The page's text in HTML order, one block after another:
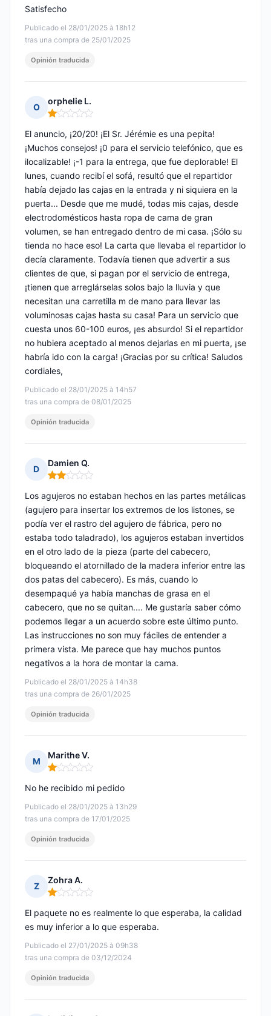
Publicado el 28/01/2025 à 18h12
tras una compra de 25/01/2025
Satisfecho
Opinión traducida
O
orphelie L.
Nota: 1 de 5
Publicado el 28/01/2025 à 14h57
tras una compra de 08/01/2025
El anuncio, ¡20/20! ¡El Sr. Jérémie es una pepita!
¡Muchos consejos! ¡0 para el servicio telefónico, que es
ilocalizable! ¡-1 para la entrega, que fue deplorable! El
lunes, cuando recibí el sofá, resultó que el repartidor
había dejado las cajas en la entrada y ni siquiera en la
puerta... Desde que me mudé, todas mis cajas, desde
electrodomésticos hasta ropa de cama de gran
volumen, se han entregado dentro de mi casa. ¡Sólo su
tienda no hace eso! La carta que llevaba el repartidor lo
decía claramente. Todavía tienen que advertir a sus
clientes de que, si pagan por el servicio de entrega,
¡tienen que arreglárselas solos bajo la lluvia y que
necesitan una carretilla m de mano para llevar las
voluminosas cajas hasta su casa! Para un servicio que
cuesta unos 60-100 euros, ¡es absurdo! Si el repartidor
no hubiera aceptado al menos dejarlas en mi puerta, ¡se
habría ido con la carga! ¡Gracias por su crítica! Saludos
cordiales,
Opinión traducida
D
Damien Q.
Nota: 2 de 5
Publicado el 28/01/2025 à 14h38
tras una compra de 26/01/2025
Los agujeros no estaban hechos en las partes metálicas
(agujero para insertar los extremos de los listones, se
podía ver el rastro del agujero de fábrica, pero no
estaba todo taladrado), los agujeros estaban invertidos
en el otro lado de la pieza (parte del cabecero,
bloqueando el atornillado de la madera inferior entre las
dos patas del cabecero). Es más, cuando lo
desempaqué ya había manchas de grasa en el
cabecero, que no se quitan.... Me gustaría saber cómo
podemos llegar a un acuerdo sobre este último punto.
Las instrucciones no son muy fáciles de entender a
primera vista. Me parece que hay muchos puntos
negativos a la hora de montar la cama.
Opinión traducida
M
Marithe V.
Nota: 1 de 5
Publicado el 28/01/2025 à 13h29
tras una compra de 17/01/2025
No he recibido mi pedido
Opinión traducida
Z
Zohra A.
Nota: 1 de 5
Publicado el 27/01/2025 à 09h38
tras una compra de 03/12/2024
El paquete no es realmente lo que esperaba, la calidad
es muy inferior a lo que esperaba.
Opinión traducida